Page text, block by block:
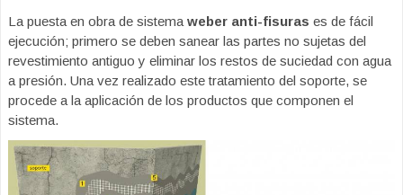
La puesta en obra de sistema weber anti-fisuras es de fácil
ejecución; primero se deben sanear las partes no sujetas del
revestimiento antiguo y eliminar los restos de suciedad con agua
a presión. Una vez realizado este tratamiento del soporte, se
procede a la aplicación de los productos que componen el
sistema.